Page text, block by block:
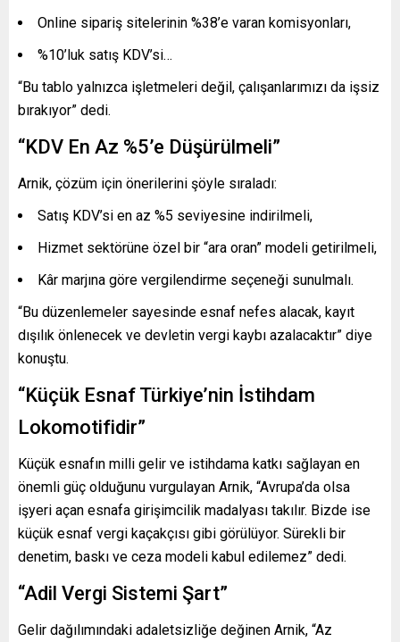
Online sipariş sitelerinin %38’e varan komisyonları,
%10’luk satış KDV’si…
“Bu tablo yalnızca işletmeleri değil, çalışanlarımızı da işsiz
bırakıyor” dedi.
“KDV En Az %5’e Düşürülmeli”
Arnik, çözüm için önerilerini şöyle sıraladı:
Satış KDV’si en az %5 seviyesine indirilmeli,
Hizmet sektörüne özel bir “ara oran” modeli getirilmeli,
Kâr marjına göre vergilendirme seçeneği sunulmalı.
“Bu düzenlemeler sayesinde esnaf nefes alacak, kayıt
dışılık önlenecek ve devletin vergi kaybı azalacaktır” diye
konuştu.
“Küçük Esnaf Türkiye’nin İstihdam
Lokomotifidir”
Küçük esnafın milli gelir ve istihdama katkı sağlayan en
önemli güç olduğunu vurgulayan Arnik, “Avrupa’da olsa
işyeri açan esnafa girişimcilik madalyası takılır. Bizde ise
küçük esnaf vergi kaçakçısı gibi görülüyor. Sürekli bir
denetim, baskı ve ceza modeli kabul edilemez” dedi.
“Adil Vergi Sistemi Şart”
Gelir dağılımındaki adaletsizliğe değinen Arnik, “Az